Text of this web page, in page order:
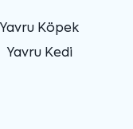
Yavru Köpek
Yavru Kedi